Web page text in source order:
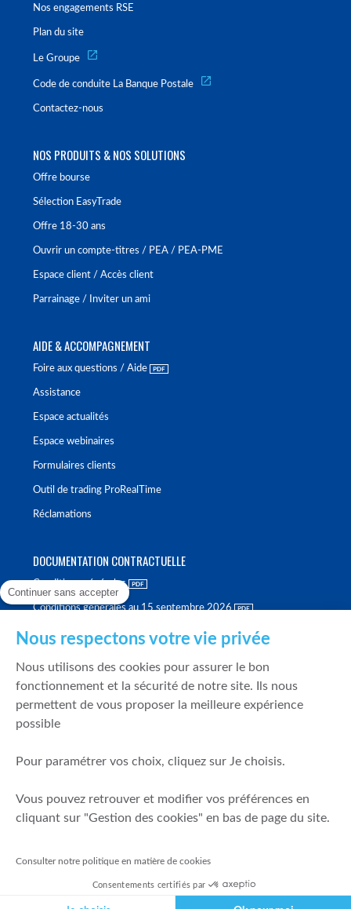
Nos engagements RSE
Plan du site
Le Groupe
Code de conduite La Banque Postale
Contactez-nous
NOS PRODUITS & NOS SOLUTIONS
Offre bourse
Sélection EasyTrade
Offre 18-30 ans
Ouvrir un compte-titres / PEA / PEA-PME
Espace client / Accès client
Parrainage / Inviter un ami
AIDE & ACCOMPAGNEMENT
Foire aux questions / Aide
Assistance
Espace actualités
Espace webinaires
Formulaires clients
Outil de trading ProRealTime
Réclamations
DOCUMENTATION CONTRACTUELLE
Conditions générales
Conditions générales au 15 septembre 2026
Politique de meilleure sélection
Politique de durabilité
Fonds de garantie des dépôts et de résolution
Mentions légales
Prévention de la fraude
Politique de gestion des conflits d'intérêts
Continuer sans accepter
Nous respectons votre vie privée
Nous utilisons des cookies pour assurer le bon
fonctionnement et la sécurité de notre site. Ils nous
permettent de vous proposer la meilleure expérience
possible
Pour paramétrer vos choix, cliquez sur Je choisis.
Vous pouvez retrouver et modifier vos préférences en
cliquant sur "Gestion des cookies" en bas de page du site.
Consulter notre politique en matière de cookies
Consentements certifiés par